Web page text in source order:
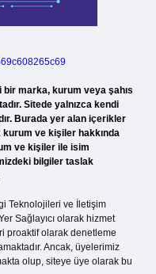
marka, kurum veya şahıs
Sitede yalnızca kendi
Burada yer alan içerikler
ve kişiler hakkında
ve kişiler ile isim
bilgiler taslak
Teknolojileri ve İletişim
Sağlayıcı olarak hizmet
proaktif olarak denetleme
Ancak, üyelerimiz
olup, siteye üye olarak bu